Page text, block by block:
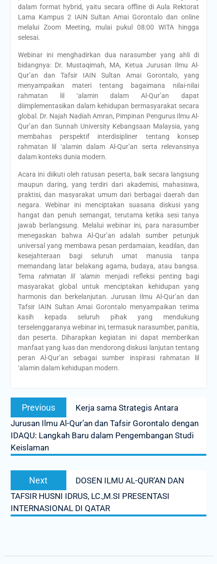
dalam format hybrid, yaitu secara offline di Aula Rektorat
Lama Kampus 2 IAIN Sultan Amai Gorontalo dan online
melalui Zoom Meeting, mulai pukul 08:00 WITA hingga
selesai.
Webinar ini menghadirkan dua narasumber yang ahli di
bidangnya: Dr. Mustaqimah, MA, Ketua Jurusan Ilmu Al-
Qur’an dan Tafsir IAIN Sultan Amai Gorontalo, yang
menyampaikan materi tentang bagaimana nilai-nilai
rahmatan lil ‘alamin dalam Al-Qur’an dapat
diimplementasikan dalam kehidupan bermasyarakat secara
global. Dr. Najah Nadiah Amran, Pimpinan Pengurus Ilmu Al-
Qur’an dan Sunnah University Kebangsaan Malaysia, yang
membahas perspektif interdisipliner tentang konsep
rahmatan lil ‘alamin dalam Al-Qur’an serta relevansinya
dalam konteks dunia modern.
Acara ini diikuti oleh ratusan peserta, baik secara langsung
maupun daring, yang terdiri dari akademisi, mahasiswa,
praktisi, dan masyarakat umum dari berbagai daerah dan
negara. Webinar ini menciptakan suasana diskusi yang
hangat dan penuh semangat, terutama ketika sesi tanya
jawab berlangsung. Melalui webinar ini, para narasumber
menegaskan bahwa Al-Qur’an adalah sumber petunjuk
universal yang membawa pesan perdamaian, keadilan, dan
kesejahteraan bagi seluruh umat manusia tanpa
memandang latar belakang agama, budaya, atau bangsa.
Tema rahmatan lil ‘alamin menjadi refleksi penting bagi
masyarakat global untuk menciptakan kehidupan yang
harmonis dan berkelanjutan. Jurusan Ilmu Al-Qur’an dan
Tafsir IAIN Sultan Amai Gorontalo menyampaikan terima
kasih kepada seluruh pihak yang mendukung
terselenggaranya webinar ini, termasuk narasumber, panitia,
dan peserta. Diharapkan kegiatan ini dapat memberikan
manfaat yang luas dan mendorong diskusi lanjutan tentang
peran Al-Qur’an sebagai sumber inspirasi rahmatan lil
‘alamin dalam kehidupan modern.
Previous
Kerja sama Strategis Antara
Jurusan Ilmu Al-Qur’an dan Tafsir Gorontalo dengan
IDAQU: Langkah Baru dalam Pengembangan Studi
Keislaman
Next
DOSEN ILMU AL-QUR’AN DAN
TAFSIR HUSNI IDRUS, LC.,M.SI PRESENTASI
‎INTERNASIONAL DI QATAR